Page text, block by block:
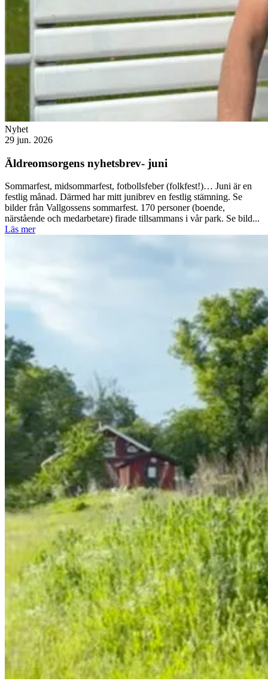
Nyhet
29 jun. 2026
Äldreomsorgens nyhetsbrev- juni
Sommarfest, midsommarfest, fotbollsfeber (folkfest!)… Juni är en
festlig månad. Därmed har mitt junibrev en festlig stämning. Se
bilder från Vallgossens sommarfest. 170 personer (boende,
närstående och medarbetare) firade tillsammans i vår park. Se bild...
Läs mer